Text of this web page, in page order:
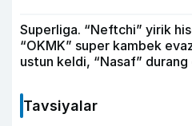
Superliga. “Neftchi” yirik
“OKMK” super kambek
ustun keldi, “Nasaf”
Tavsiyalar